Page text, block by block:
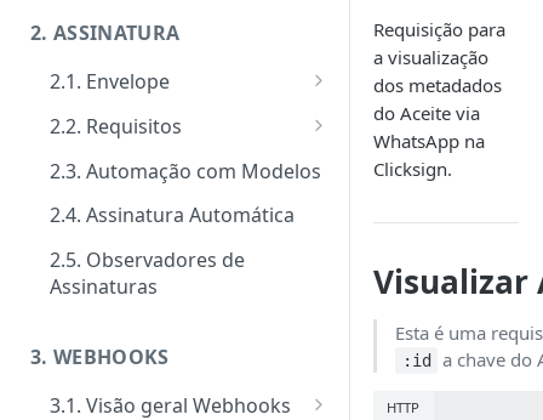
Ferramentas de Teste:
Postman e Insomnia
Suporte
Limite de requisições
Mensagens de erro
Segurança
2. ASSINATURA
2.1. Envelope
Guia de criação: O passo a
passo padrão
Tipos de notificações para os
signatários
das notificações
Notificações
Envelopes
Eventos
2.2. Requisitos
Tipos de requisitos de
autenticação
2.3. Automação com Modelos
2.4. Assinatura Automática
2.5. Observadores de
Assinaturas
3. WEBHOOKS
3.1. Visão geral Webhooks
Requisição para
a visualização
dos metadados
do Aceite via
WhatsApp na
Clicksign.
Visualizar
Esta é uma
:id a chave do
HTTP